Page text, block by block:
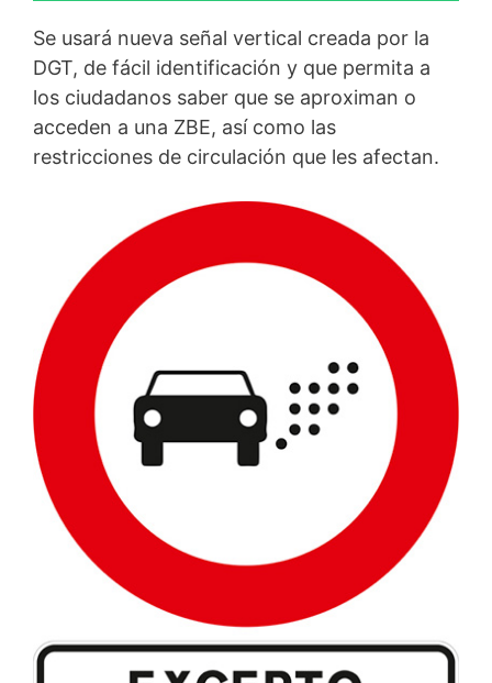
Se usará nueva señal vertical creada por la
DGT, de fácil identificación y que permita a
los ciudadanos saber que se aproximan o
acceden a una ZBE, así como las
restricciones de circulación que les afectan.